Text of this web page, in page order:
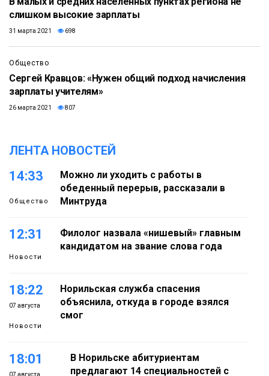
слишком высокие зарплаты
31 марта 2021 698
Общество
Сергей Кравцов: «Нужен общий подход начисления
зарплаты учителям»
26 марта 2021 807
ЛЕНТА НОВОСТЕЙ
14:33
Общество
Можно ли уходить с работы в
обеденный перерыв, рассказали в
Минтруда
12:31
Новости
Филолог назвала «нишевый» главным
кандидатом на звание слова года
18:22
07 августа
Новости
Норильская служба спасения
объяснила, откуда в городе взялся
смог
18:01
В Норильске абитуриентам
предлагают 14 специальностей с